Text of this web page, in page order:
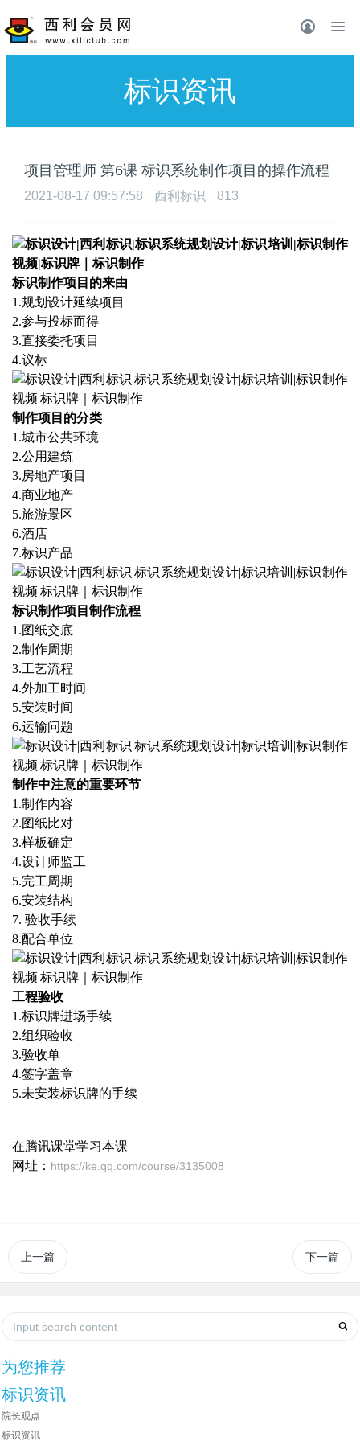
标识资讯
项目管理师 第6课 标识系统制作项目的操作流程
2021-08-17 09:57:58 西利标识 813
标识制作项目的来由
1.规划设计延续项目
2.参与投标而得
3.直接委托项目
4.议标
制作项目的分类
1.城市公共环境
2.公用建筑
3.房地产项目
4.商业地产
5.旅游景区
6.酒店
7.标识产品
标识制作项目制作流程
1.图纸交底
2.制作周期
3.工艺流程
4.外加工时间
5.安装时间
6.运输问题
制作中注意的重要环节
1.制作内容
2.图纸比对
3.样板确定
4.设计师监工
5.完工周期
6.安装结构
7. 验收手续
8.配合单位
工程验收
1.标识牌进场手续
2.组织验收
3.验收单
4.签字盖章
5.未安装标识牌的手续
在腾讯课堂学习本课
网址： https://ke.qq.com/course/3135008
上一篇 下一篇
为您推荐
标识资讯
院长观点
标识资讯